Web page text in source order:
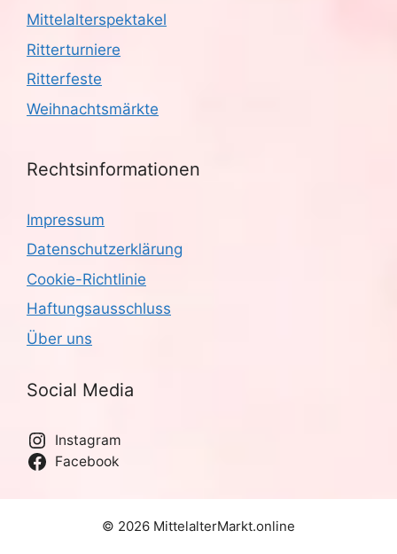
Mittelalterspektakel
Ritterturniere
Ritterfeste
Weihnachtsmärkte
Rechtsinformationen
Impressum
Datenschutzerklärung
Cookie-Richtlinie
Haftungsausschluss
Über uns
Social Media
Instagram
Facebook
© 2026 MittelalterMarkt.online